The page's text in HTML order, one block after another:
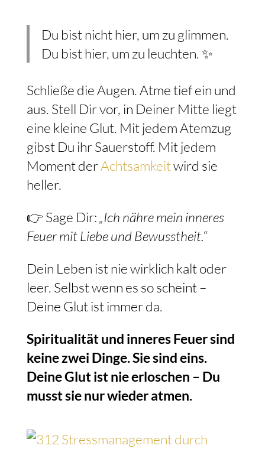
Du bist nicht hier, um zu glimmen.
Du bist hier, um zu leuchten. ✨
Schließe die Augen. Atme tief ein und
aus. Stell Dir vor, in Deiner Mitte liegt
eine kleine Glut. Mit jedem Atemzug
gibst Du ihr Sauerstoff. Mit jedem
Moment derAchtsamkeitwird sie
heller.
👉 Sage Dir:„Ich nähre mein inneres
Feuer mit Liebe und Bewusstheit.“
Dein Leben ist nie wirklich kalt oder
leer. Selbst wenn es so scheint –
Deine Glut ist immer da.
Spiritualität und inneres Feuer sind
keine zwei Dinge. Sie sind eins.
Deine Glut ist nie erloschen – Du
musst sie nur wieder atmen.